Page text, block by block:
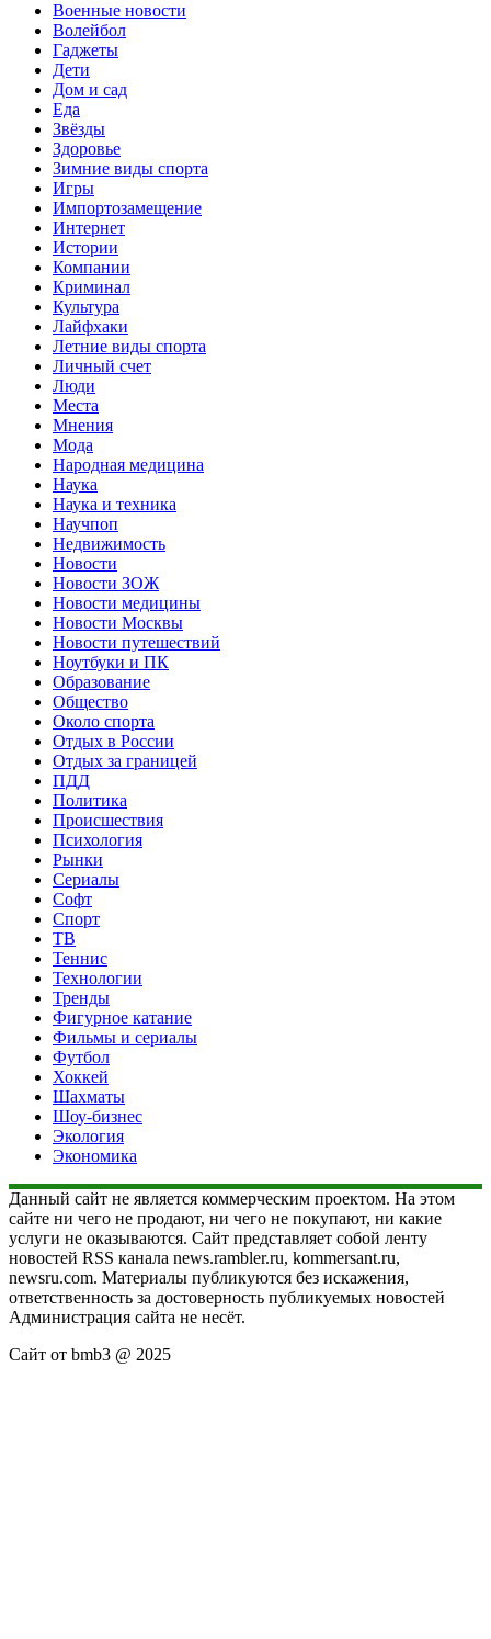
Военные новости
Волейбол
Гаджеты
Дети
Дом и сад
Еда
Звёзды
Здоровье
Зимние виды спорта
Игры
Импортозамещение
Интернет
Истории
Компании
Криминал
Культура
Лайфхаки
Летние виды спорта
Личный счет
Люди
Места
Мнения
Мода
Народная медицина
Наука
Наука и техника
Научпоп
Недвижимость
Новости
Новости ЗОЖ
Новости медицины
Новости Москвы
Новости путешествий
Ноутбуки и ПК
Образование
Общество
Около спорта
Отдых в России
Отдых за границей
ПДД
Политика
Происшествия
Психология
Рынки
Сериалы
Софт
Спорт
ТВ
Теннис
Технологии
Тренды
Фигурное катание
Фильмы и сериалы
Футбол
Хоккей
Шахматы
Шоу-бизнес
Экология
Экономика
Данный сайт не является коммерческим проектом. На этом
сайте ни чего не продают, ни чего не покупают, ни какие
услуги не оказываются. Сайт представляет собой ленту
новостей RSS канала news.rambler.ru, kommersant.ru,
newsru.com. Материалы публикуются без искажения,
ответственность за достоверность публикуемых новостей
Администрация сайта не несёт.
Сайт от bmb3 @ 2025